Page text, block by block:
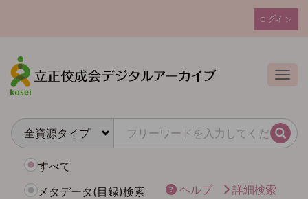
ン
テ
ン
ユ
カ
ウ
ト
ログイン
検索
すべて
メタデータ(目録)検索
ヘルプ 詳細検索